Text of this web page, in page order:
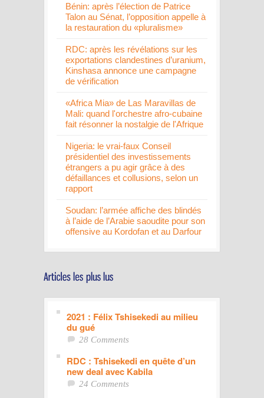
Bénin: après l’élection de Patrice
Talon au Sénat, l’opposition appelle à
la restauration du «pluralisme»
RDC: après les révélations sur les
exportations clandestines d’uranium,
Kinshasa annonce une campagne
de vérification
«Africa Mia» de Las Maravillas de
Mali: quand l'orchestre afro-cubaine
fait résonner la nostalgie de l'Afrique
Nigeria: le vrai-faux Conseil
présidentiel des investissements
étrangers a pu agir grâce à des
défaillances et collusions, selon un
rapport
Soudan: l’armée affiche des blindés
à l’aide de l’Arabie saoudite pour son
offensive au Kordofan et au Darfour
2021 : Félix Tshisekedi au milieu
du gué
28 Comments
RDC : Tshisekedi en quête d’un
new deal avec Kabila
24 Comments